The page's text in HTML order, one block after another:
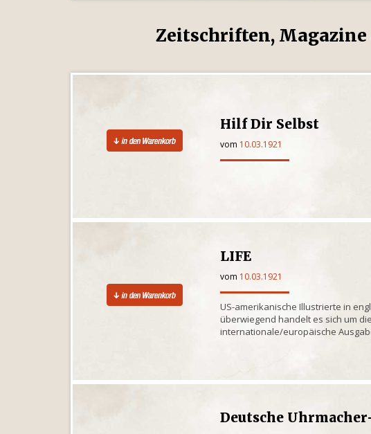
Zeitschriften, Magazine
Hilf Dir Selbst
vom 10.03.1921
LIFE
vom 10.03.1921
US-amerikanische Illustrierte in
überwiegend handelt es sich um die
internationale/europäische
Deutsche